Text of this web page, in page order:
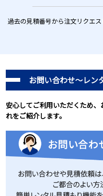
過去の見積番号から注文リクエ
お問い合わせ～レン
安心してご利用いただくため
れをご紹介します。